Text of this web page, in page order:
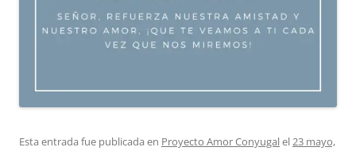
Esta entrada fue publicada en Proyecto Amor Conyugalel23 mayo,